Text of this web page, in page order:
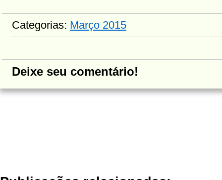
Categorias: Março 2015
Deixe seu comentário!